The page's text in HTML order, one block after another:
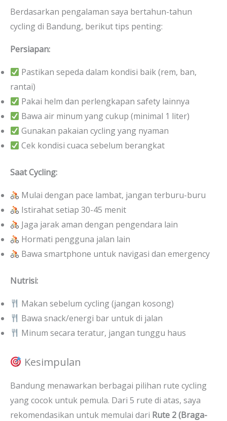
Berdasarkan pengalaman saya bertahun-tahun
cycling di Bandung, berikut tips penting:
Persiapan:
Pastikan sepeda dalam kondisi baik (rem, ban,
rantai)
Pakai helm dan perlengkapan safety lainnya
Bawa air minum yang cukup (minimal 1 liter)
Gunakan pakaian cycling yang nyaman
Cek kondisi cuaca sebelum berangkat
Saat Cycling:
Mulai dengan pace lambat, jangan terburu-buru
Istirahat setiap 30-45 menit
Jaga jarak aman dengan pengendara lain
Hormati pengguna jalan lain
Bawa smartphone untuk navigasi dan emergency
Nutrisi:
Makan sebelum cycling (jangan kosong)
Bawa snack/energi bar untuk di jalan
Minum secara teratur, jangan tunggu haus
Kesimpulan
Bandung menawarkan berbagai pilihan rute cycling
yang cocok untuk pemula. Dari 5 rute di atas, saya
rekomendasikan untuk memulai dari Rute 2 (Braga-